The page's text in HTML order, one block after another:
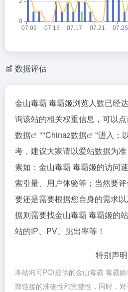
数据评估
金山毒霸 毒霸姬浏览人数已经
询该站的相关权重信息，可以
数据
""Chinaz数据
"进入；
考，建议大家请以爱站数据为
素如：金山毒霸 毒霸姬的访问
索引量、用户体验等；当然要
要还是需要根据您自身的需求
据则需要找金山毒霸 毒霸姬的
站的IP、PV、跳出率等！
特别声明
本站莉可POI提供的金山毒霸 毒霸
部链接的准确性和完整性，同时，